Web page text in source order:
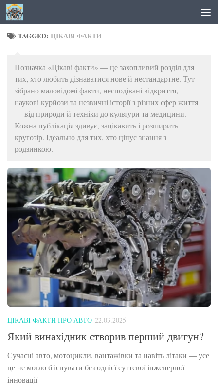
Skip to content
TAGGED: ЦІКАВІ ФАКТИ
Позначка «Цікаві факти» — це захопливий розділ для
тих, хто любить дізнаватися нове й нестандартне. Тут
зібрано маловідомі факти, несподівані відкриття,
наукові курйози та незвичні історії з різних сфер життя
— від природи й техніки до культури та медицини.
Кожна публікація здивує, зацікавить і розширить
кругозір. Ідеально для тих, хто цінує знання з
родзинкою.
ЦІКАВІ ФАКТИ ПРО АВТО 22.03.2025
Який винахідник створив перший двигун?
Сучасні авто, мотоцикли, вантажівки та навіть літаки — усе
це не могло б існувати без однієї суттєвої інженерної
інновації